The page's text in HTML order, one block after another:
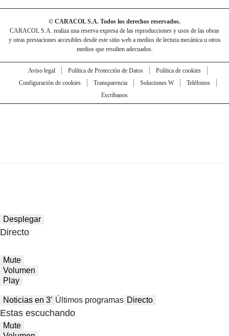
© CARACOL S.A. Todos los derechos reservados.
CARACOL S.A. realiza una reserva expresa de las reproducciones y usos de las obras
y otras prestaciones accesibles desde este sitio web a medios de lectura mecánica u otros
medios que resulten adecuados.
Aviso legal Política de Protección de Datos
Política de cookies
Configuración de cookies
Transparencia Soluciones W
Teléfonos
Escríbanos
Desplegar
Directo
Mute
Volumen
Play
Noticias en 3′ Últimos programas Directo
Estas escuchando
Mute